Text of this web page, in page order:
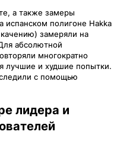
а также замеры
испанском полигоне Hakka
замеряли на
абсолютной
многократно
лучшие и худшие попытки.
с помощью
лидера и